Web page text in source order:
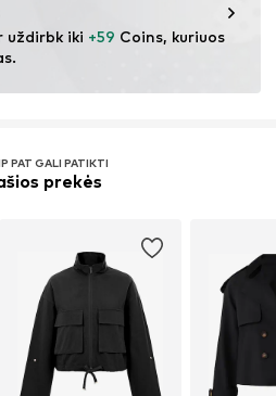
uždirbk iki +59 Coins, kuriuos
PAT GALI PATIKTI
prekės